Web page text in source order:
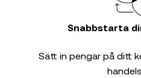
Snabbstarta
Sätt in pengar på ditt